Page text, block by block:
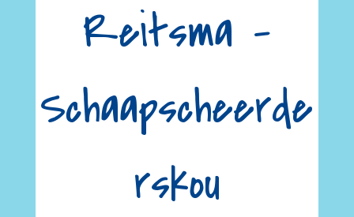
Reitsma –
Schaapscheerde
rskou